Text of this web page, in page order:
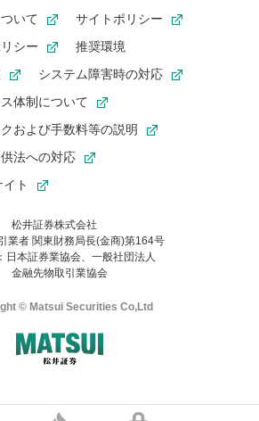
手続き
と
パスワード
いて
サイトポリシー
シー
推奨環境
システム障害時の対応
体制について
および手数料等の説明
法への対応
ト
松井証券株式会社
業者 関東財務局長(金商)第164号
日本証券業協会、一般社団法人
金融先物取引業協会
© Matsui Securities Co,Ltd
WEBサイトへようこそ
Explorer)は、本サイトの推奨環境外のた